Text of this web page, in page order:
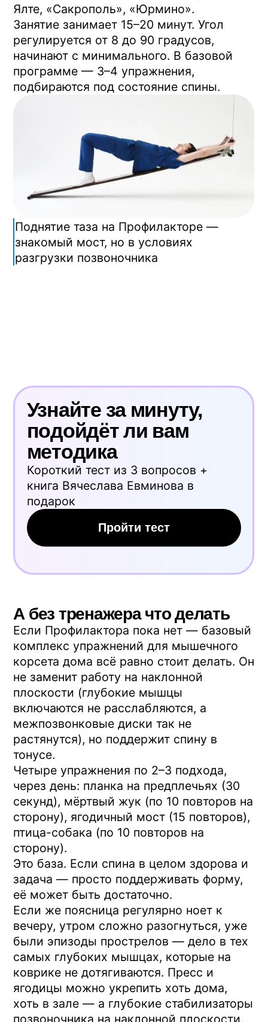
Приходите в Центр Евминова —
покажем что такое профилактор и
ответим на вопросы
Записаться
Ошибки первых занятий
Самая частая — сразу ставить большой
постепенно увеличиваете угол и
сложность
Ещё одна ошибка — учиться по видео
без контроля. Упражнения выглядят
простыми, но половина новичков на
первом занятии допускают ошибки.
Эффект уходит. Поэтому для первых
тренировок разумно подключить онлайн
обучение по методике Евминова и
получить бесплатную консультацию.
онлайн-курс на 6 месяцев +
От 22 450 ₽
Посмотреть комплект
Что в итоге
Укрепление мышечного корсета — это
не про большие мышцы, которые видно.
Это про короткие глубокие, которые
требуют специфических условий для
включения. Зал эту задачу не решает,
домашний комплекс закрывает её
частично. Полноценно — только на
наклонной плоскости.
15 минут в день, регулярно. Это та точка
приложения усилия, которая реально
работает на причину, а не на симптом.
Материал носит информационный